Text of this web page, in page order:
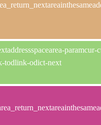
todlink-odict-next